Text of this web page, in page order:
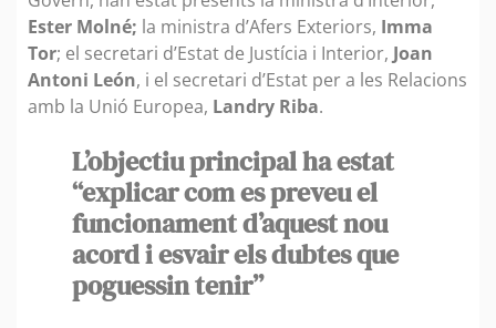
Ester Molné; la ministra d’Afers Exteriors, Imma
Tor; el secretari d’Estat de Justícia i Interior, Joan
Antoni León, i el secretari d’Estat per a les Relacions
amb la Unió Europea, Landry Riba.
L’objectiu principal ha estat
“explicar com es preveu el
funcionament d’aquest nou
acord i esvair els dubtes que
poguessin tenir”